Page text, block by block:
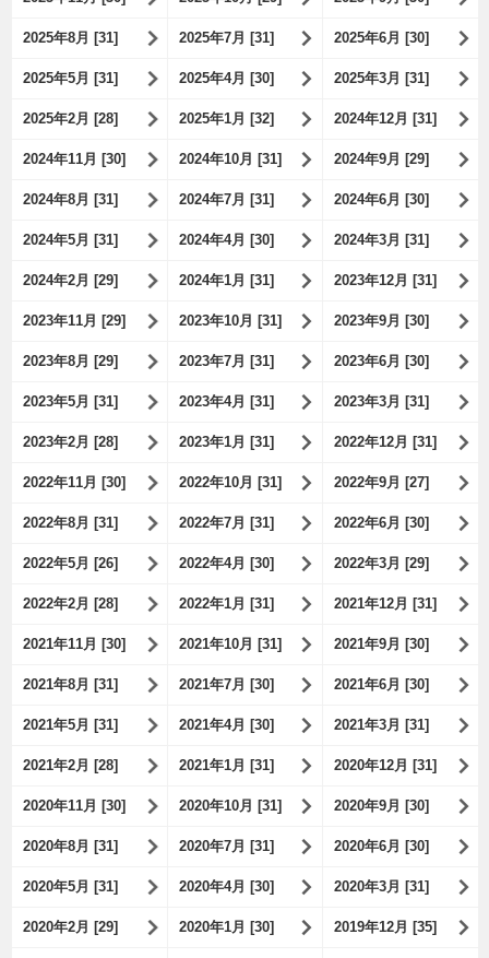
2025年8月 [31] 2025年7月 [31] 2025年6月 [30]
2025年5月 [31] 2025年4月 [30] 2025年3月 [31]
2025年2月 [28] 2025年1月 [32] 2024年12月 [31]
2024年11月 [30] 2024年10月 [31] 2024年9月 [29]
2024年8月 [31] 2024年7月 [31] 2024年6月 [30]
2024年5月 [31] 2024年4月 [30] 2024年3月 [31]
2024年2月 [29] 2024年1月 [31] 2023年12月 [31]
2023年11月 [29] 2023年10月 [31] 2023年9月 [30]
2023年8月 [29] 2023年7月 [31] 2023年6月 [30]
2023年5月 [31] 2023年4月 [31] 2023年3月 [31]
2023年2月 [28] 2023年1月 [31] 2022年12月 [31]
2022年11月 [30] 2022年10月 [31] 2022年9月 [27]
2022年8月 [31] 2022年7月 [31] 2022年6月 [30]
2022年5月 [26] 2022年4月 [30] 2022年3月 [29]
2022年2月 [28] 2022年1月 [31] 2021年12月 [31]
2021年11月 [30] 2021年10月 [31] 2021年9月 [30]
2021年8月 [31] 2021年7月 [30] 2021年6月 [30]
2021年5月 [31] 2021年4月 [30] 2021年3月 [31]
2021年2月 [28] 2021年1月 [31] 2020年12月 [31]
2020年11月 [30] 2020年10月 [31] 2020年9月 [30]
2020年8月 [31] 2020年7月 [31] 2020年6月 [30]
2020年5月 [31] 2020年4月 [30] 2020年3月 [31]
2020年2月 [29] 2020年1月 [30] 2019年12月 [35]